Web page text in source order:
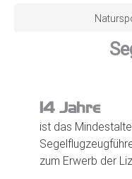
14Jahre
ist das
zum Erwerb der